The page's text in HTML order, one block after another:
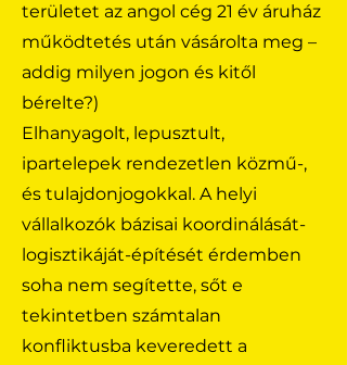
területet az angol cég 21 év áruház
működtetés után vásárolta meg –
addig milyen jogon és kitől
bérelte?)
Elhanyagolt, lepusztult,
ipartelepek rendezetlen közmű-,
és tulajdonjogokkal. A helyi
vállalkozók bázisai koordinálását-
logisztikáját-építését érdemben
soha nem segítette, sőt e
tekintetben számtalan
konfliktusba keveredett a